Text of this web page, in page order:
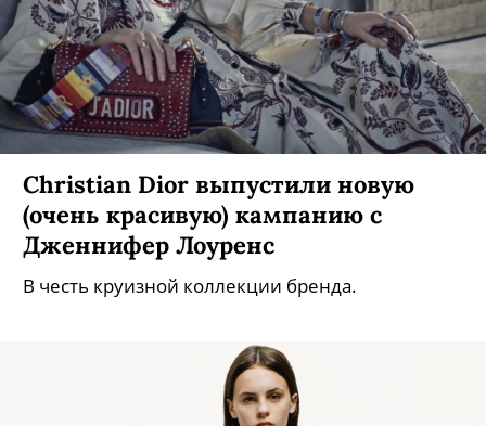
Christian Dior выпустили новую
(очень красивую) кампанию с
Дженнифер Лоуренс
В честь круизной коллекции бренда.